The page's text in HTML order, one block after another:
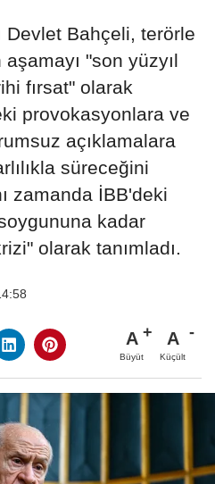
Devlet Bahçeli, terörle
"son yüzyıl
fırsat" olarak
provokasyonlara ve
açıklamalara
süreceğini
zamanda İBB'deki
kadar
olarak tanımladı.
A
Büyüt
A
Küçült